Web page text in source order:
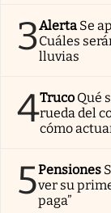
3Alerta Se
Cuáles
lluvias
4Truco Qué
rueda del
cómo
5Pensiones
ver su
paga”